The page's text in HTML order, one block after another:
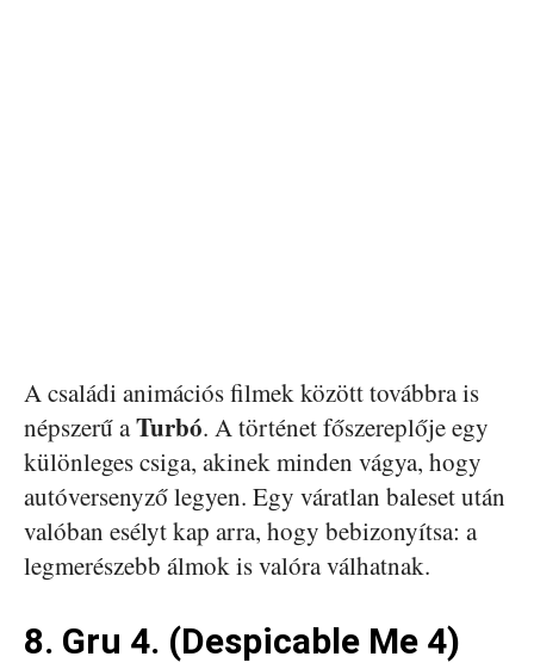
A családi animációs filmek között továbbra is
népszerű aTurbó. A történet főszereplője egy
különleges csiga, akinek minden vágya, hogy
autóversenyző legyen. Egy váratlan baleset után
valóban esélyt kap arra, hogy bebizonyítsa: a
legmerészebb álmok is valóra válhatnak.
8. Gru 4. (Despicable Me 4)